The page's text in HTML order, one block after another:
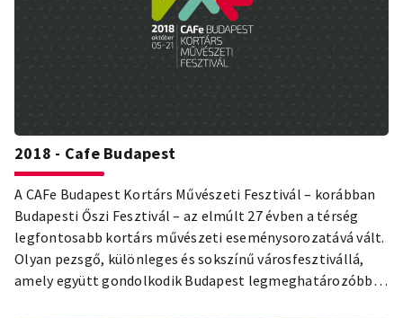
2018 - Cafe Budapest
A CAFe Budapest Kortárs Művészeti Fesztivál – korábban
Budapesti Őszi Fesztivál – az elmúlt 27 évben a térség
legfontosabb kortárs művészeti eseménysorozatává vált.
Olyan pezsgő, különleges és sokszínű városfesztivállá,
amely együtt gondolkodik Budapest legmeghatározóbb